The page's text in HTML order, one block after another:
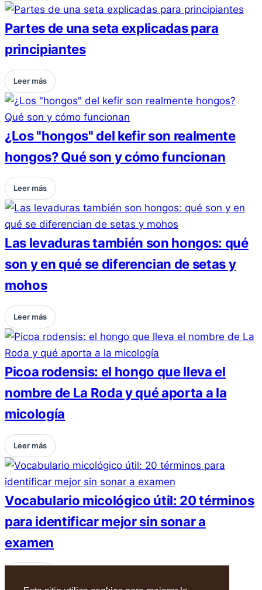
Partes de una seta explicadas para
principiantes
Leer más
¿Los "hongos" del kefir son realmente
hongos? Qué son y cómo funcionan
Leer más
Las levaduras también son hongos: qué
son y en qué se diferencian de setas y
mohos
Leer más
Picoa rodensis: el hongo que lleva el
nombre de La Roda y qué aporta a la
micología
Leer más
Vocabulario micológico útil: 20 términos
para identificar mejor sin sonar a
examen